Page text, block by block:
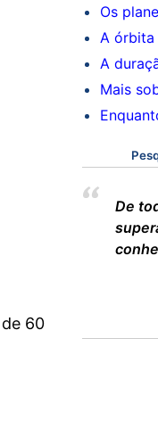
60
Os
A
A
Mais
De